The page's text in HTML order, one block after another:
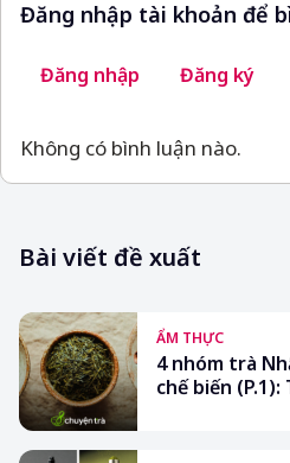
Đăng nhập tài khoản để
Đăng nhập Đăng ký
Không có bình luận nào.
Bài viết đề xuất
ẨM THỰC
4 nhóm trà
chế biến (P.1):